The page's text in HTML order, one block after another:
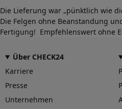
mm)
Traglast (in kg)
(GPSR)
Herstellerkontakt
Die Lieferung war „pünktlich wie
Die Felgen ohne Beanstandung
Fertigung! Empfehlenswert ohne
Über CHECK24
Karriere
Presse
Unternehmen